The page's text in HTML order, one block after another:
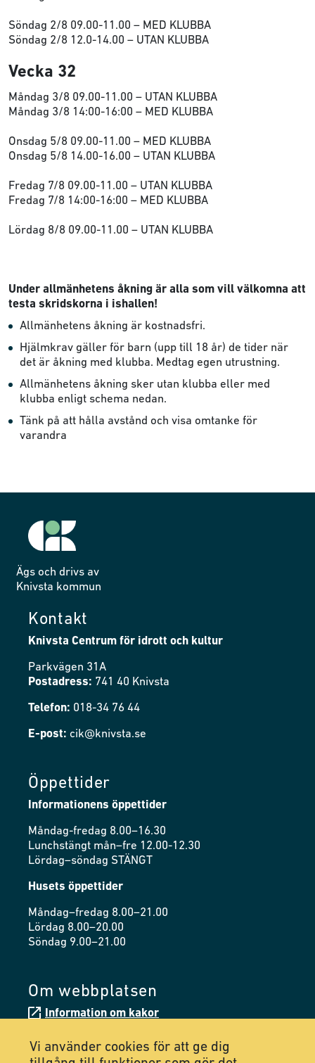
Söndag 2/8 09.00-11.00 – MED KLUBBA
Söndag 2/8 12.0-14.00 – UTAN KLUBBA
Vecka 32
Måndag 3/8 09.00-11.00 – UTAN KLUBBA
Måndag 3/8 14:00-16:00 – MED KLUBBA
Onsdag 5/8 09.00-11.00 – MED KLUBBA
Onsdag 5/8 14.00-16.00 – UTAN KLUBBA
Fredag 7/8 09.00-11.00 – UTAN KLUBBA
Fredag 7/8 14:00-16:00 – MED KLUBBA
Lördag 8/8 09.00-11.00 – UTAN KLUBBA
Under allmänhetens åkning är alla som vill välkomna att
testa skridskorna i ishallen!
Allmänhetens åkning är kostnadsfri.
Hjälmkrav gäller för barn (upp till 18 år) de tider när
det är åkning med klubba. Medtag egen utrustning.
Allmänhetens åkning sker utan klubba eller med
klubba enligt schema nedan.
Tänk på att hålla avstånd och visa omtanke för
varandra
Ägs och drivs av
Knivsta kommun
Kontakt
Knivsta Centrum för idrott och kultur
Parkvägen 31A
Postadress: 741 40 Knivsta
Telefon: 018-34 76 44
E-post: cik@knivsta.se
Öppettider
Informationens öppettider
Måndag-fredag 8.00–16.30
Lunchstängt mån–fre 12.00-12.30
Lördag–söndag STÄNGT
Husets öppettider
Måndag–fredag 8.00–21.00
Lördag 8.00–20.00
Söndag 9.00–21.00
Om webbplatsen
Information om kakor
Tillgänglighetsredogörelse
Vi använder cookies för att ge dig